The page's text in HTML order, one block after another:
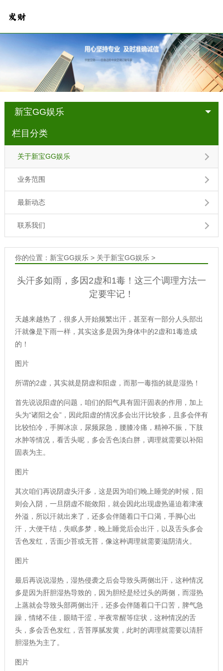
新宝GG娱乐
栏目分类
关于新宝GG娱乐
业务范围
最新动态
联系我们
你的位置： 新宝GG娱乐> 关于新宝GG娱乐>
头汗多如雨，多因2虚和1毒！这三个调理方法一
定要牢记！
天越来越热了，很多人开始频繁出汗，甚至有一部分人头部出
汗就像是下雨一样，其实这多是因为身体中的2虚和1毒造成
的！
图片
所谓的2虚，其实就是阴虚和阳虚，而那一毒指的就是湿热！
首先说说阳虚的问题，咱们的阳气具有固汗固表的作用，加上
头为“诸阳之会”，因此阳虚的情况多会出汗比较多，且多会伴有
比较怕冷，手脚冰凉，尿频尿急，腰膝冷痛，精神不振，下肢
水肿等情况，看舌头呢，多会舌色淡白胖，调理就需要以补阳
固表为主。
图片
其次咱们再说阴虚头汗多，这是因为咱们晚上睡觉的时候，阳
则会入阴，一旦阴虚不能敛阳，就会因此出现虚热逼迫着津液
外溢，所以汗就出来了，还多会伴随着口干口渴，手脚心出
汗，大便干结，失眠多梦，晚上睡觉后会出汗，以及舌头多会
舌色发红，舌面少苔或无苔，像这种调理就需要滋阴清火。
图片
最后再说说湿热，湿热侵袭之后会导致头两侧出汗，这种情况
多是因为肝胆湿热导致的，因为胆经是经过头的两侧，而湿热
上蒸就会导致头部两侧出汗，还多会伴随着口干口苦，脾气急
躁，情绪不佳，眼睛干涩，半夜常醒等症状，这种情况的舌
头，多会舌色发红，舌苔厚腻发黄，此时的调理就需要以清肝
胆湿热为主了。
图片